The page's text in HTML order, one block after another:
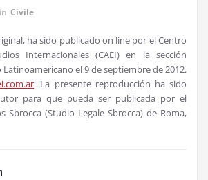
in Civile
ha sido publicado on line por el Centro
Internacionales (CAEI) en la sección
el 9 de septiembre de 2012.
. La presente reproducción ha sido
para que pueda ser publicada por el
Sbrocca (Studio Legale Sbrocca) de Roma,